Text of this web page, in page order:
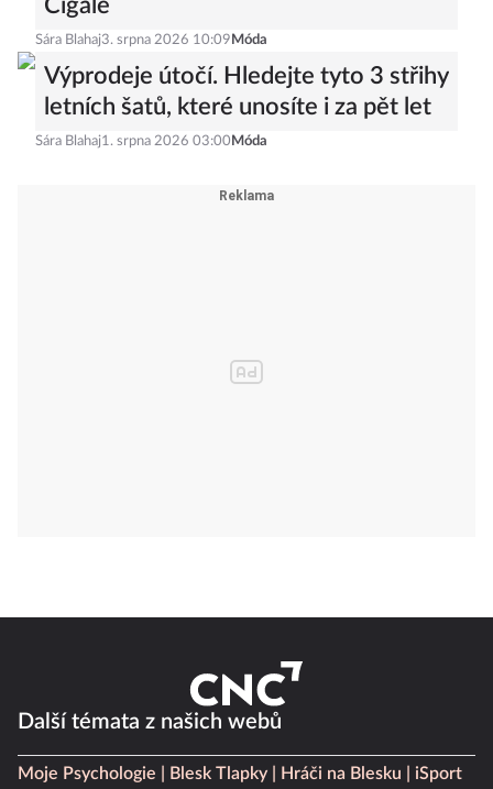
Cigale
Sára Blahaj3. srpna 2026 10:09 Móda
Výprodeje útočí. Hledejte tyto 3 střihy
letních šatů, které unosíte i za pět let
Sára Blahaj1. srpna 2026 03:00 Móda
Další témata z našich webů
Moje Psychologie Blesk Tlapky Hráči na Blesku
iSport